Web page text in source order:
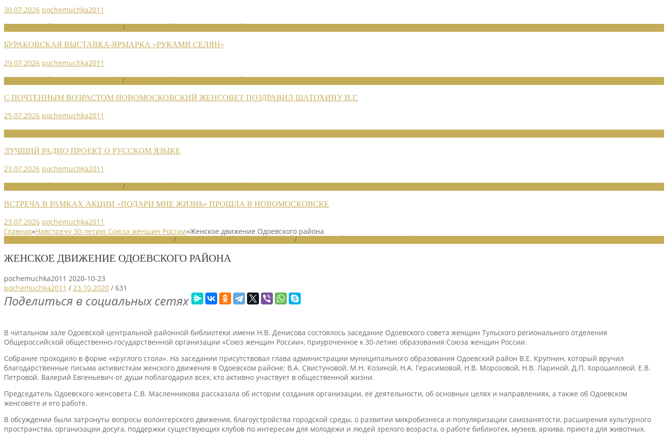
30.07.2026 pochemuchka2011
/
БУРАКОВСКАЯ ВЫСТАВКА-ЯРМАРКА «РУКАМИ СЕЛЯН»
29.07.2026 pochemuchka2011
/
С ПОЧТЕННЫМ ВОЗРАСТОМ НОВОМОСКОВСКИЙ ЖЕНСОВЕТ ПОЗДРАВИЛ ШАТОХИНУ И.Г.
25.07.2026 pochemuchka2011
ЛУЧШИЙ РАДИО ПРОЕКТ О РУССКОМ ЯЗЫКЕ
23.07.2026 pochemuchka2011
/
ВСТРЕЧА В РАМКАХ АКЦИИ «ПОДАРИ МНЕ ЖИЗНЬ» ПРОШЛА В НОВОМОСКОВСКЕ
23.07.2026 pochemuchka2011
Главная»Навстречу 30-летию Союза женщин России»Женское движение Одоевского района
/ /
ЖЕНСКОЕ ДВИЖЕНИЕ ОДОЕВСКОГО РАЙОНА
pochemuchka2011 2020-10-23
pochemuchka2011 / 23.10.2020 / 631
Поделиться в социальных сетях
В читальном зале Одоевской центральной районной библиотеки имени Н.В. Денисова состоялось заседание Одоевского совета женщин Тульского регионального отделения
Общероссийской общественно-государственной организации «Союз женщин России», приуроченное к 30-летию образования Союза женщин России.
Собрание проходило в форме «круглого стола». На заседании присутствовал глава администрации муниципального образования Одоевский район В.Е. Крупнин, который вручил
благодарственные письма активисткам женского движения в Одоевском районе: В.А. Свистуновой, М.Н. Козиной, Н.А. Герасимовой, Н.В. Морозовой, Н.В. Лариной, Д.П. Хорошиловой, Е.В.
Петровой. Валерий Евгеньевич от души поблагодарил всех, кто активно участвует в общественной жизни.
Председатель Одоевского женсовета С.В. Масленникова рассказала об истории создания организации, её деятельности, об основных целях и направлениях, а также об Одоевском
женсовете и его работе.
В обсуждении были затронуты вопросы волонтерского движения, благоустройства городской среды, о развитии микробизнеса и популяризации самозанятости, расширения культурного
пространства, организации досуга, поддержки существующих клубов по интересам для молодежи и людей зрелого возраста, о работе библиотек, музеев, архива, приюта для животных.